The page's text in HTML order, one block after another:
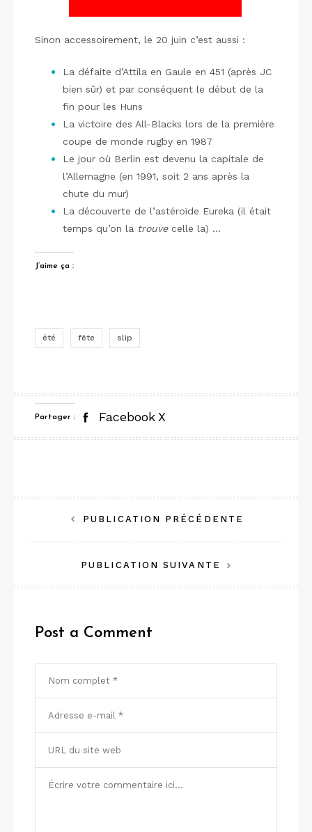
Sinon accessoirement, le 20 juin c’est aussi :
La défaite d’Attila en Gaule en 451 (après JC
bien sûr) et par conséquent le début de la
fin pour les Huns
La victoire des All-Blacks lors de la première
coupe de monde rugby en 1987
Le jour où Berlin est devenu la capitale de
l’Allemagne (en 1991, soit 2 ans après la
chute du mur)
La découverte de l’astéroïde Eureka (il était
temps qu’on la trouve celle la) …
J’aime ça :
été fête slip
Partager : Facebook X
Navigation
de
l’article
PUBLICATION PRÉCÉDENTE
PUBLICATION SUIVANTE
Post a Comment